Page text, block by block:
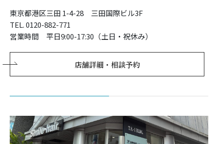
東京都港区三田 1-4-28 三田国際ビル3F
TEL. 0120-882-771
営業時間 平日9:00-17:30（土日・祝休み）
店舗詳細・相談予約